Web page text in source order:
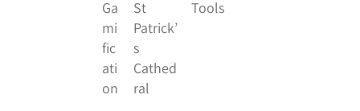
Ga
mi
fic
ati
on
St
Patrick’
s
Cathed
ral
Tools